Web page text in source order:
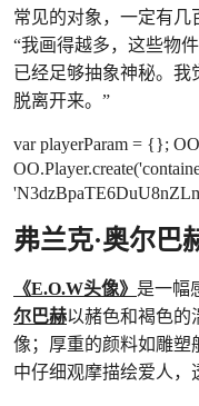
常见的对象，一定有几
“我画得越多，这些物
已经足够抽象神秘。
脱离开来。”
var playerParam = {};
弗兰克·奥尔巴
《E.O.W头像》 是一幅
尔巴赫以赭色和褐色的
像；厚重的颜料如雕塑
中仔细观摩描绘爱人，